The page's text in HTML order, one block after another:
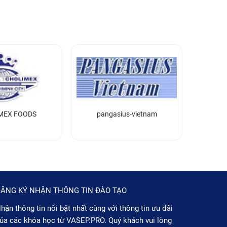
FOODS pangasius-vietnam
KÝ NHẬN THÔNG TIN ĐÀO TẠO
thông tin nổi bật nhất cùng với thông tin ưu đãi
các khóa học từ VASEP.PRO. Quý khách vui lòng